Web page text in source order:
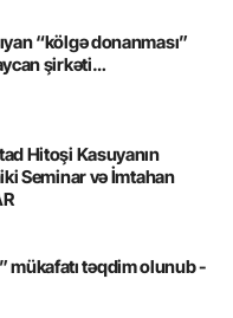
“kölgə donanması”
şirkəti…
Hitoşi Kasuyanın
Seminar və İmtahan
mükafatı təqdim olunub -